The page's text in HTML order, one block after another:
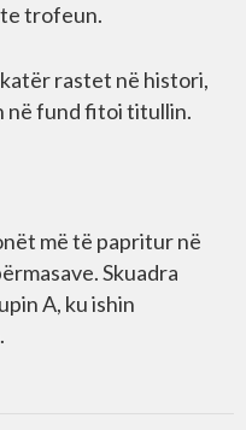
trofeun.
rastet në histori,
në fund fitoi titullin.
më të papritur në
Skuadra
A, ku ishin